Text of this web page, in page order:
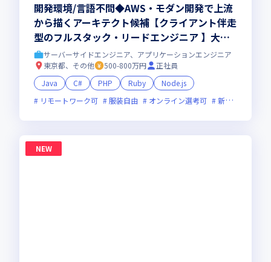
開発環境/言語不問◆AWS・モダン開発で上流
から描くアーキテクト候補【クライアント伴走
型のフルスタック・リードエンジニア 】大手
直取引・最先端プロジェクト多数／残業少・福
利厚生◎
サーバーサイドエンジニア、アプリケーションエンジニア
東京都、その他
500-800万円
正社員
Java
C# PHP Ruby
Node.js
リモートワーク可
服装自由 オンライン選考可 新技術に積極的
NEW